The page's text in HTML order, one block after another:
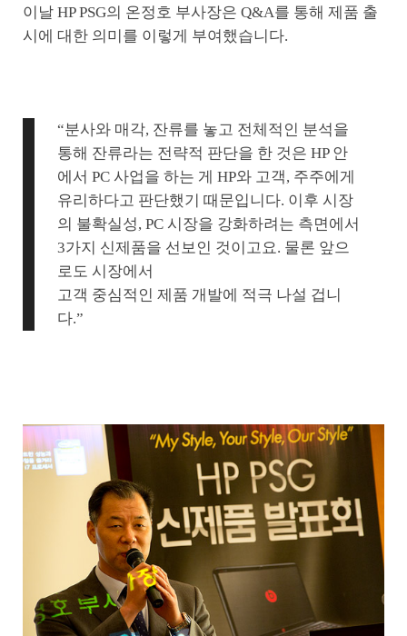
이날 HP PSG의 온정호 부사장은 Q&A를 통해 제품 출
시에 대한 의미를 이렇게 부여했습니다.
“분사와 매각, 잔류를 놓고 전체적인 분석을
통해 잔류라는 전략적 판단을 한 것은 HP 안
에서 PC 사업을 하는 게 HP와 고객, 주주에게
유리하다고 판단했기 때문입니다. 이후 시장
의 불확실성, PC 시장을 강화하려는 측면에서
3가지 신제품을 선보인 것이고요. 물론 앞으
로도 시장에서
고객 중심적인 제품 개발에 적극 나설 겁니
다.”